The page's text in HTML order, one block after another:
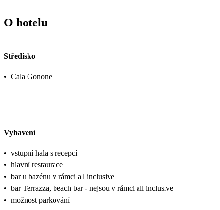
O hotelu
Středisko
• Cala Gonone
Vybavení
• vstupní hala s recepcí
• hlavní restaurace
• bar u bazénu v rámci all inclusive
• bar Terrazza, beach bar - nejsou v rámci all inclusive
• možnost parkování